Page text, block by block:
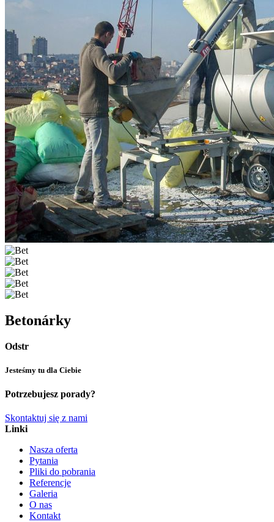
Betonárky
Odstr
Jesteśmy tu dla Ciebie
Potrzebujesz porady?
Skontaktuj się z nami
Linki
Nasza oferta
Pytania
Pliki do pobrania
Referencje
Galeria
O nas
Kontakt